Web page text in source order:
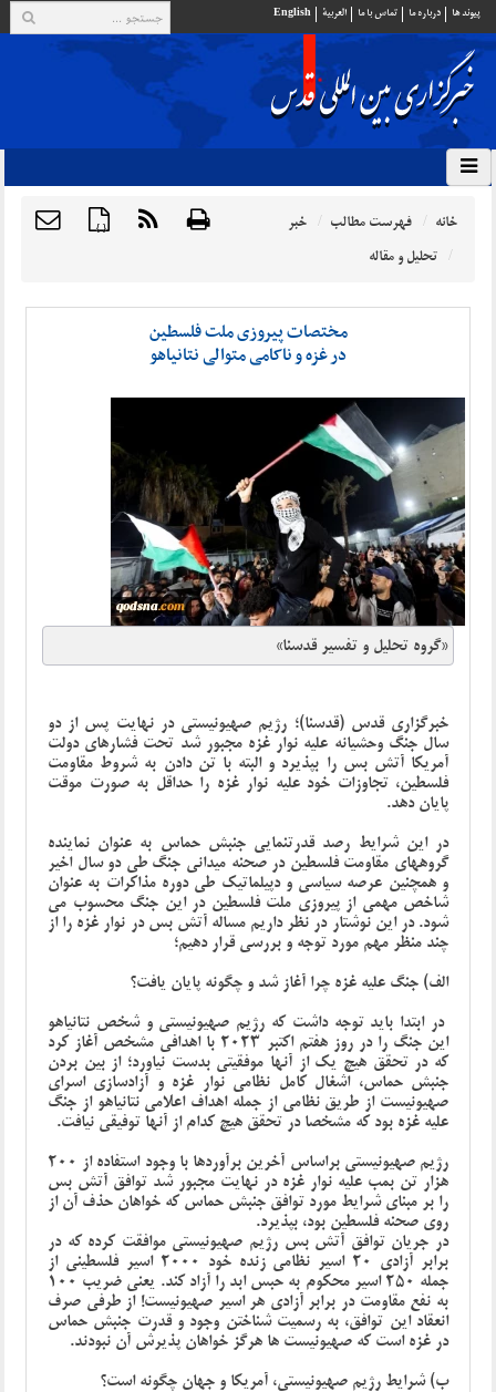
پيوند ها درباره ما تماس با ما العربية English
{ } خانه فهرست مطالب
خبر
تحلیل و مقاله
مختصات پیروزی ملت فلسطین
در غزه و ناکامی‌ متوالی نتانیاهو
«گروه تحلیل و تفسیر قدسنا»
خبرگزاری قدس (قدسنا)؛ رژیم صهیونیستی در نهایت پس از دو
سال جنگ وحشیانه علیه نوار غزه مجبور شد تحت فشارهای دولت
آمریکا آتش بس را بپذیرد و البته با تن دادن به شروط مقاومت
فلسطین، تجاوزات خود علیه نوار غزه را حداقل به صورت موقت
پایان دهد.
در این شرایط رصد قدرتنمایی جنبش حماس به عنوان نماینده
گروههای مقاومت فلسطین در صحنه میدانی جنگ طی دو سال اخیر
و همچنین عرصه سیاسی و دپیلماتیک طی دوره مذاکرات به عنوان
شاخص مهمی از پیروزی ملت فلسطین در این جنگ محسوب می
شود. در این نوشتار در نظر داریم مساله آتش بس در نوار غزه را از
چند منظر مهم مورد توجه و بررسی قرار دهیم؛
الف) جنگ علیه غزه چرا آغاز شد و چگونه پایان یافت؟
در ابتدا باید توجه داشت که رژیم صهیونیستی و شخص نتانیاهو
این جنگ را در روز هفتم اکتبر 2023 با اهدافی مشخص آغاز کرد
که در تحقق هیچ یک از آنها موفقیتی بدست نیاورد؛ از بین بردن
جنبش حماس، اشغال کامل نظامی نوار غزه و آزادسازی اسرای
صهیونیست از طریق نظامی از جمله اهداف اعلامی نتانیاهو از جنگ
علیه غزه بود که مشخصا در تحقق هیچ کدام از آنها توفیقی نیافت.
رژیم صهیونیستی براساس آخرین برآوردها با وجود استفاده از 200
هزار تن بمب علیه نوار غزه در نهایت مجبور شد توافق آتش بس
را بر مبنای شرایط مورد توافق جنبش حماس که خواهان حذف آن از
روی صحنه فلسطین بود، بپذیرد.
در جریان توافق آتش بس رژیم صهیونیستی موافقت کرده که در
برابر آزادی 20 اسیر نظامی زنده خود 2000 اسیر فلسطینی از
جمله 250 اسیر محکوم به حبس ابد را آزاد کند. یعنی ضریب 100
به نفع مقاومت در برابر آزادی هر اسیر صهیونیست! از طرفی صرف
انعقاد این توافق، به رسمیت شناختن وجود و قدرت جنبش حماس
در غزه است که صهیونیست ها هرگز خواهان پذیرش آن نبودند.
ب) شرایط رژیم صهیونیستی، آمریکا و جهان چگونه است؟